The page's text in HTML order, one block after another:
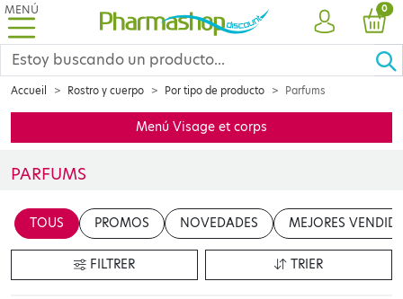
MENÚ
CUENTA
0
Accueil Rostro y cuerpo Por tipo de producto Parfums
Menú Visage et corps
PARFUMS
TOUS
PROMOS NOVEDADES MEJORES
FILTRER TRIER